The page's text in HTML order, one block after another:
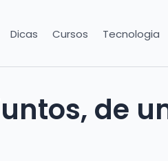
Dicas Cursos Tecnologia
de